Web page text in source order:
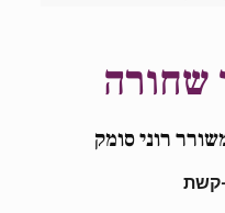
שחורה
רוני סומק
קשת